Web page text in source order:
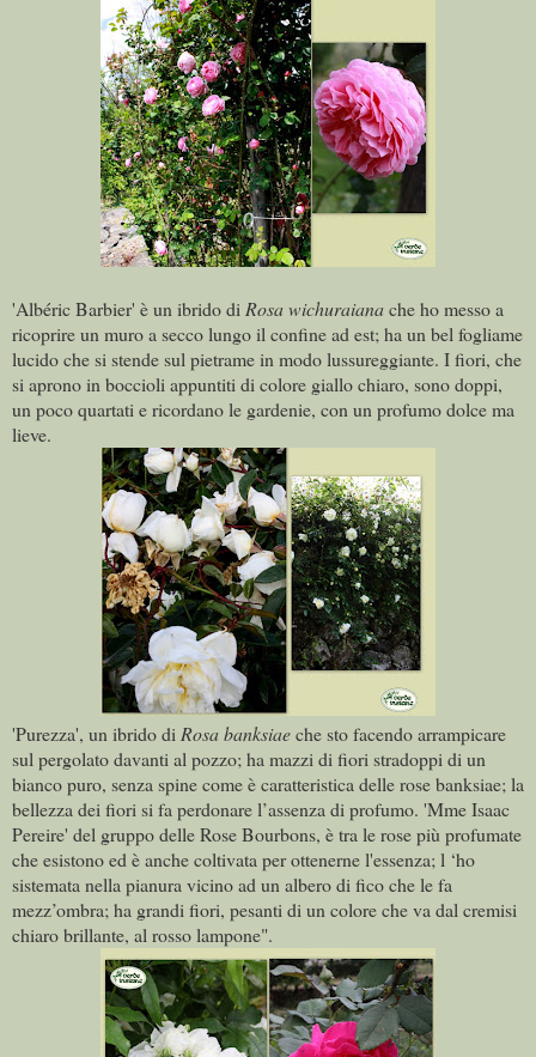
'Albéric Barbier' è un ibrido di Rosa wichuraianache ho messo a
ricoprire un muro a secco lungo il confine ad est; ha un bel fogliame
lucido che si stende sul pietrame in modo lussureggiante. I fiori, che
si aprono in boccioli appuntiti di colore giallo chiaro, sono doppi,
un poco quartati e ricordano le gardenie, con un profumo dolce ma
lieve.
'Purezza', un ibrido di Rosa banksiaeche sto facendo arrampicare
sul pergolato davanti al pozzo; ha mazzi di fiori stradoppi di un
bianco puro, senza spine come è caratteristica delle rose banksiae; la
bellezza dei fiori si fa perdonare l’assenza di profumo. 'Mme Isaac
Pereire' del gruppo delle Rose Bourbons, è tra le rose più profumate
che esistono ed è anche coltivata per ottenerne l'essenza; l ‘ho
sistemata nella pianura vicino ad un albero di fico che le fa
mezz’ombra; ha grandi fiori, pesanti di un colore che va dal cremisi
chiaro brillante, al rosso lampone".